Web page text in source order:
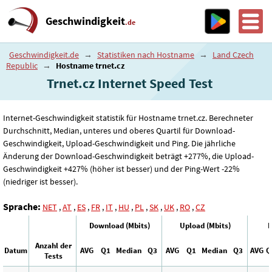
Geschwindigkeit.de
Geschwindigkeit.de → Statistiken nach Hostname →
Land Czech
Republic → Hostname trnet.cz
Trnet.cz Internet Speed ​​Test
Internet-Geschwindigkeit statistik für Hostname trnet.cz. Berechneter
Durchschnitt, Median, unteres und oberes Quartil für Download-
Geschwindigkeit, Upload-Geschwindigkeit und Ping. Die jährliche
Änderung der Download-Geschwindigkeit beträgt +277%, die Upload-
Geschwindigkeit +427% (höher ist besser) und der Ping-Wert -22%
(niedriger ist besser).
Sprache: NET ,AT , ES , FR , IT , HU , PL ,SK , UK , RO ,CZ
Download (Mbits) Upload (Mbits)
Datum
Anzahl der
Tests
AVG Q1 Median Q3 AVG Q1 Median Q3 AVG